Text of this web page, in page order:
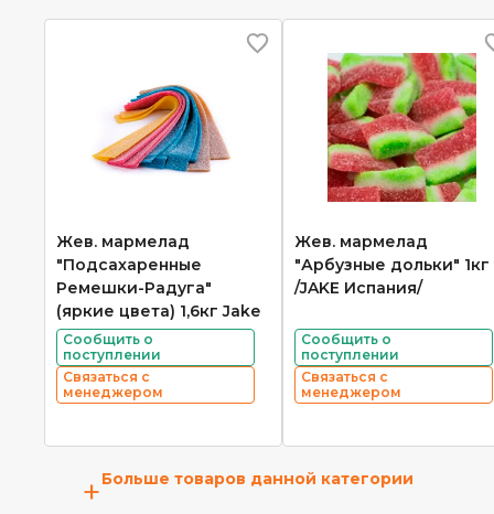
Жев. мармелад
"Подсахаренные
Ремешки-Радуга"
(яркие цвета) 1,6кг Jake
Сообщить о
поступлении
Связаться с
менеджером
Жев. мармелад
"Арбузные дольки" 1кг
/JAKE Испания/
Сообщить о
поступлении
Связаться с
менеджером
+Больше товаров данной категории